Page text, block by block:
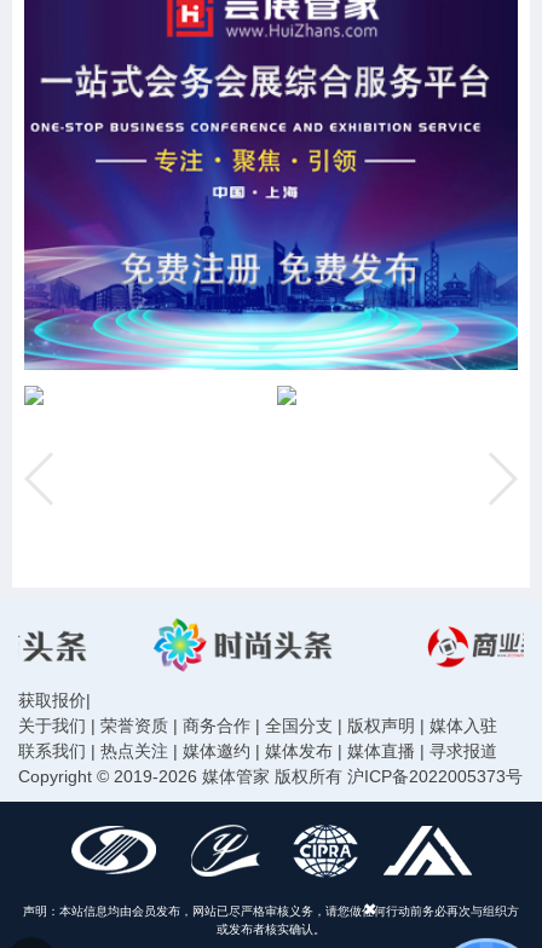
获取报价|
关于我们 | 荣誉资质 | 商务合作 | 全国分支 | 版权声明 | 媒体入驻
联系我们 | 热点关注 | 媒体邀约 | 媒体发布 | 媒体直播 | 寻求报道
Copyright © 2019-2026 媒体管家 版权所有 沪ICP备2022005373号
声明：本站信息均由会员发布，网站已尽严格审核义务，请您做任何行动前务必再次与组织方
或发布者核实确认。